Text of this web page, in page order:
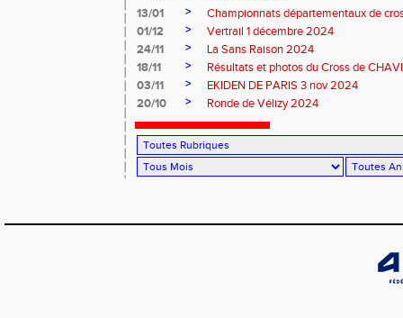
13/01
>
Championnats départementaux de
01/12
>
Vertrail 1 décembre 2024
24/11
>
La Sans Raison 2024
18/11
>
Résultats et photos du Cross de
03/11
>
EKIDEN DE PARIS 3 nov 2024
20/10
> Ronde de Vélizy 2024